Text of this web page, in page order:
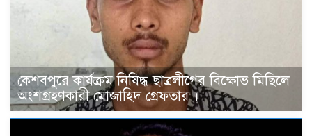
কেশবপুরে কার্যক্রম নিষিদ্ধ ছাত্রলীগের বিক্ষোভ মিছিলে
অংশগ্রহণকারী মোজাহিদ গ্রেফতার ।